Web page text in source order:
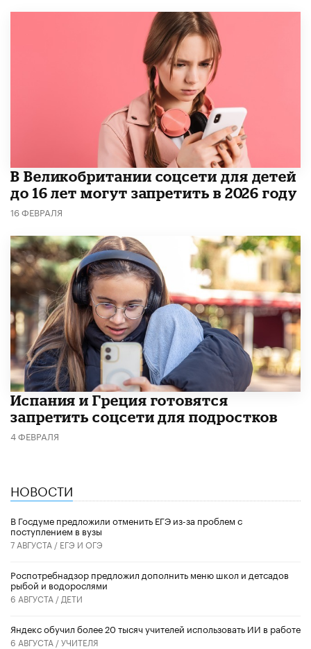
В Великобритании соцсети для детей
до 16 лет могут запретить в 2026 году
16 ФЕВРАЛЯ
Испания и Греция готовятся
запретить соцсети для подростков
4 ФЕВРАЛЯ
НОВОСТИ
В Госдуме предложили отменить ЕГЭ из-за проблем с
поступлением в вузы
7 АВГУСТА / ЕГЭ И ОГЭ
Роспотребнадзор предложил дополнить меню школ и детсадов
рыбой и водорослями
6 АВГУСТА / ДЕТИ
​Яндекс обучил более 20 тысяч учителей использовать ИИ в работе
6 АВГУСТА /УЧИТЕЛЯ